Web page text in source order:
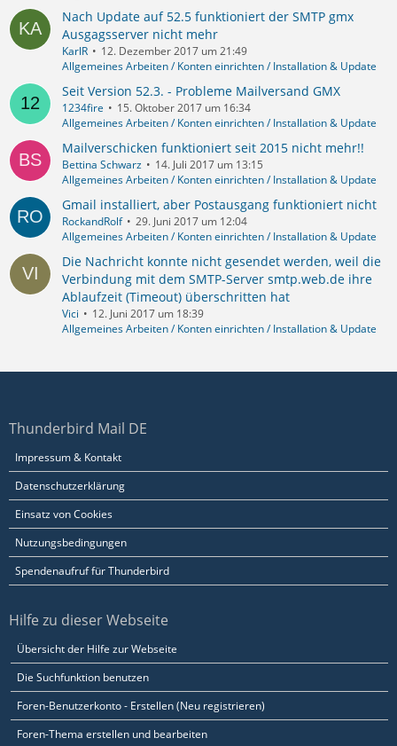
Nach Update auf 52.5 funktioniert der SMTP gmx
Ausgagsserver nicht mehr
KarlR
12. Dezember 2017 um 21:49
Allgemeines Arbeiten / Konten einrichten / Installation & Update
Seit Version 52.3. - Probleme Mailversand GMX
1234fire
15. Oktober 2017 um 16:34
Allgemeines Arbeiten / Konten einrichten / Installation & Update
Mailverschicken funktioniert seit 2015 nicht mehr!!
Bettina Schwarz
14. Juli 2017 um 13:15
Allgemeines Arbeiten / Konten einrichten / Installation & Update
Gmail installiert, aber Postausgang funktioniert nicht
RockandRolf
29. Juni 2017 um 12:04
Allgemeines Arbeiten / Konten einrichten / Installation & Update
Die Nachricht konnte nicht gesendet werden, weil die
Verbindung mit dem SMTP-Server smtp.web.de ihre
Ablaufzeit (Timeout) überschritten hat
Vici
12. Juni 2017 um 18:39
Allgemeines Arbeiten / Konten einrichten / Installation & Update
Thunderbird Mail DE
Impressum & Kontakt
Datenschutzerklärung
Einsatz von Cookies
Nutzungsbedingungen
Spendenaufruf für Thunderbird
Hilfe zu dieser Webseite
Übersicht der Hilfe zur Webseite
Die Suchfunktion benutzen
Foren-Benutzerkonto - Erstellen (Neu registrieren)
Foren-Thema erstellen und bearbeiten